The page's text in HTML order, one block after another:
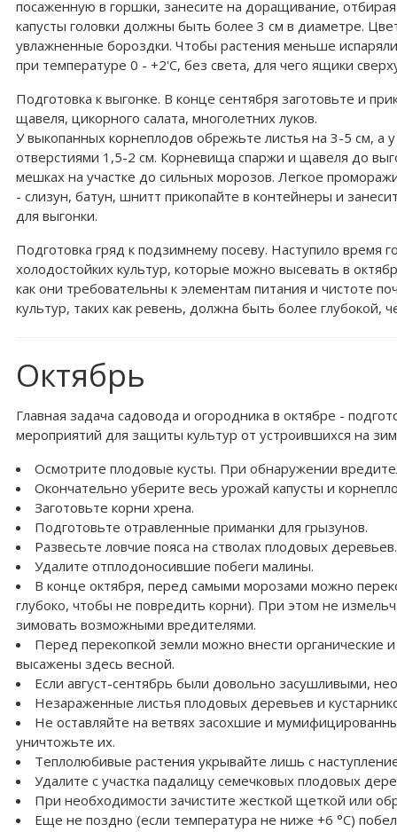
посаженную в горшки, занесите на доращивание,
капусты головки должны быть более 3 см в диаметре.
увлажненные бороздки. Чтобы растения меньше
при температуре 0 - +2'С, без света, для чего ящики
Подготовка к выгонке. В конце сентября заготовьте и
щавеля, цикорного салата, многолетних луков.
У выкопанных корнеплодов обрежьте листья на 3-5 см, а
отверстиями 1,5-2 см. Корневища спаржи и щавеля до
мешках на участке до сильных морозов. Легкое
- слизун, батун, шнитт прикопайте в контейнеры и
для выгонки.
Подготовка гряд к подзимнему посеву. Наступило время
холодостойких культур, которые можно высевать в
как они требовательны к элементам питания и чистоте
культур, таких как ревень, должна быть более
Октябрь
Главная задача садовода и огородника в октябре -
мероприятий для защиты культур от устроившихся на
Осмотрите плодовые кусты. При обнаружении
Окончательно уберите весь урожай капусты и
Заготовьте корни хрена.
Подготовьте отравленные приманки для грызунов.
Развесьте ловчие пояса на стволах плодовых деревьев.
Удалите отплодоносившие побеги малины.
В конце октября, перед самыми морозами можно
глубоко, чтобы не повредить корни). При этом не
зимовать возможными вредителями.
Перед перекопкой земли можно внести органические
высажены здесь весной.
Если август-сентябрь были довольно засушливыми,
Незараженные листья плодовых деревьев и
Не оставляйте на ветвях засохшие и
уничтожьте их.
Теплолюбивые растения укрывайте лишь с
Удалите с участка падалицу семечковых плодовых
При необходимости зачистите жесткой щеткой или
Еще не поздно (если температура не ниже +6 °С)